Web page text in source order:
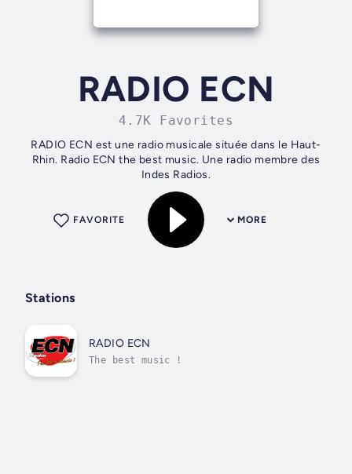
RADIO ECN
4.7K Favorites
RADIO ECN est une radio musicale située dans le Haut-
Rhin. Radio ECN the best music. Une radio membre des
Indes Radios.
MORE
FAVORITE
Stations
RADIO ECN
The best music !